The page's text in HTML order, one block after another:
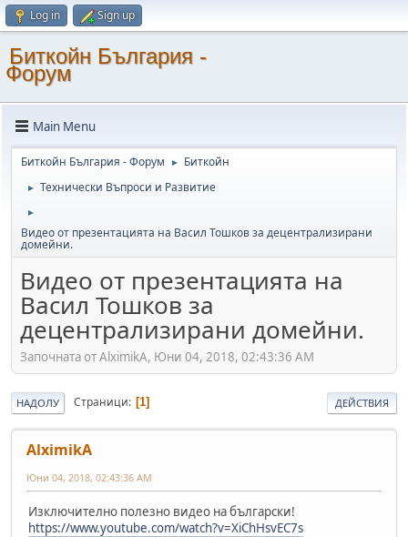
Log in Sign up
Биткойн България -
Форум
Main Menu
Биткойн България - Форум ► Биткойн
► Технически Въпроси и Развитие
►
Видео от презентацията на Васил Тошков за децентрализирани
домейни.
Видео от презентацията на
Васил Тошков за
децентрализирани домейни.
Започната от AlximikA, Юни 04, 2018, 02:43:36 AM
НАДОЛУ Страници 1 ДЕЙСТВИЯ
AlximikA
Юни 04, 2018, 02:43:36 AM
Изключително полезно видео на български!
https://www.youtube.com/watch?v=XiChHsvEC7s